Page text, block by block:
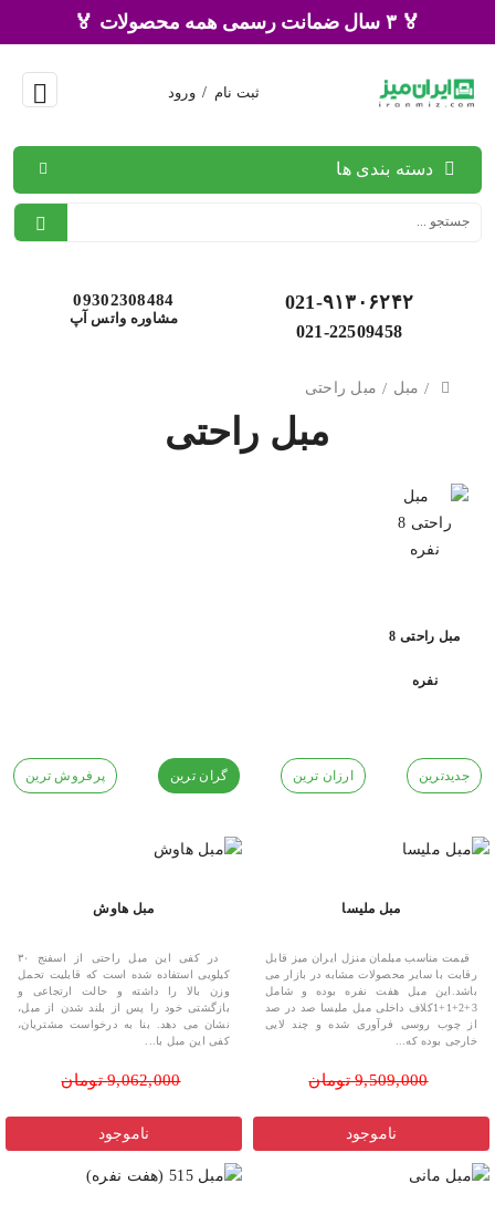
🏅 ۳ سال ضمانت رسمی همه محصولات 🏅
ثبت نام / ورود
دسته بندی ها
021-۹۱۳۰۶۲۴۲
021-22509458
09302308484
مشاوره واتس آپ
/ مبل / مبل راحتی
مبل راحتی
مبل راحتی 8
نفره
جدیدترین ارزان ترین گران ترین پرفروش ترین
مبل ملیسا
قیمت مناسب مبلمان منزل ایران میز قابل
رقابت با سایر محصولات مشابه در بازار می
باشد.این مبل هفت نفره بوده و شامل
3+2+1+1کلاف داخلی مبل ملیسا صد در صد
از چوب روسی فرآوری شده و چند لایی
خارجی بوده که...
9,509,000 تومان
ناموجود
مبل هاوش
در کفی این مبل راحتی از اسفنج ۳۰
کیلویی استفاده شده است که قابلیت تحمل
وزن بالا را داشته و حالت ارتجاعی و
بازگشتی خود را پس از بلند شدن از مبل،
نشان می دهد. بنا به درخواست مشتریان،
کفی این مبل با...
9,062,000 تومان
ناموجود